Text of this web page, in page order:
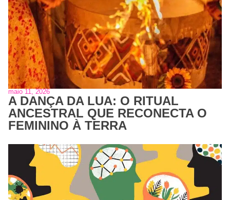
maio 11, 2026
A DANÇA DA LUA: O RITUAL
ANCESTRAL QUE RECONECTA O
FEMININO À TERRA